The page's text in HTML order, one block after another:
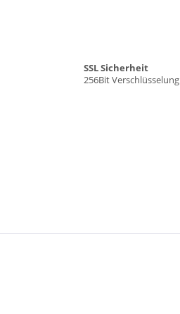
SSL Sicherheit
256Bit Verschlüsselung